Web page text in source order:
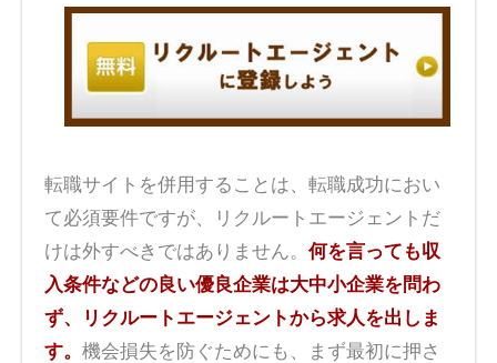
転職サイトを併用することは、転職成功におい
て必須要件ですが、リクルートエージェントだ
けは外すべきではありません。 何を言っても収
入条件などの良い優良企業は大中小企業を問わ
ず、リクルートエージェントから求人を出しま
す。 機会損失を防ぐためにも、まず最初に押さ